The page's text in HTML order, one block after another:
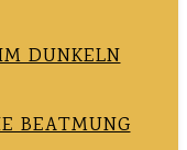
DUNKELN
BEATMUNG